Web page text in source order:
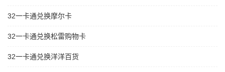
32一卡通兑换摩尔卡
32一卡通兑换松雷购物卡
32一卡通兑换洋洋百货